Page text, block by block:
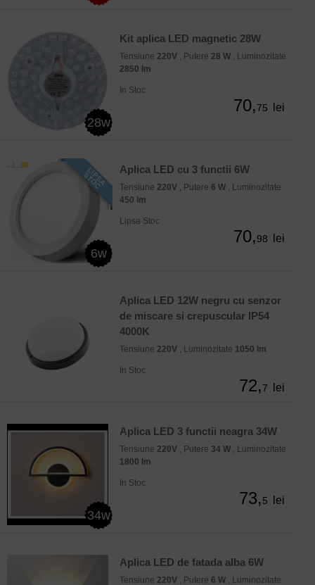
28w
Kit aplica LED magnetic 28W
Tensiune 220V , Putere 28 W , Luminozitate
2850 lm
In Stoc
70,75 lei
6w
Aplica LED cu 3 functii 6W
Tensiune 220V , Putere 6 W , Luminozitate
450 lm
Lipsa Stoc
70,98 lei
Aplica LED 12W negru cu senzor
de miscare si crepuscular IP54
4000K
Tensiune 220V , Luminozitate 1050 lm
In Stoc
72,7 lei
34w
Aplica LED 3 functii neagra 34W
Tensiune 220V , Putere 34 W , Luminozitate
1800 lm
In Stoc
73,5 lei
Aplica LED de fatada alba 6W
Tensiune 220V , Putere 6 W , Luminozitate